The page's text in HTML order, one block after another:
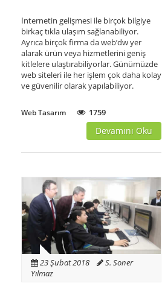
İnternetin gelişmesi ile birçok bilgiye
birkaç tıkla ulaşım sağlanabiliyor.
Ayrıca birçok firma da web’dw yer
alarak ürün veya hizmetlerini geniş
kitlelere ulaştırabiliyorlar. Günümüzde
web siteleri ile her işlem çok daha kolay
ve güvenilir olarak yapılabiliyor.
Web Tasarım 1759
Devamını Oku
23 Şubat 2018
S. Soner
Yılmaz